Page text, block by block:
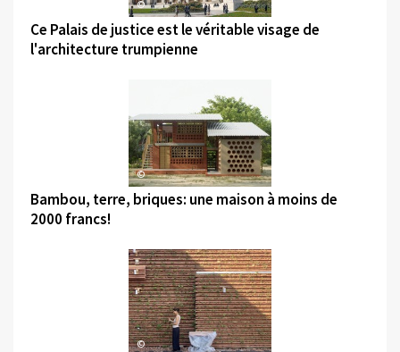
©
Ce Palais de justice est le véritable visage de
l'architecture trumpienne
©
Bambou, terre, briques: une maison à moins de
2000 francs!
©